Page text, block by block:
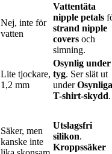
Nej, inte för
vatten
Vattentäta
nipple petals
strand nipple
covers och
simning.
Lite tjockare,
1,2 mm
Osynlig under
tyg. Ser slät ut
underOsynliga
T-shirt-skydd.
Säker, men
kanske inte
Utslagsfri
silikon.
Kroppssäker